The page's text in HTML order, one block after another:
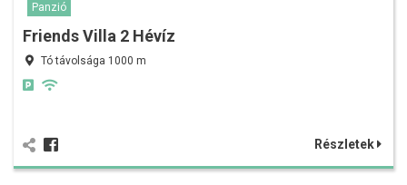
Panzió
Friends Villa 2 Hévíz
Tó távolsága 1000 m
Részletek